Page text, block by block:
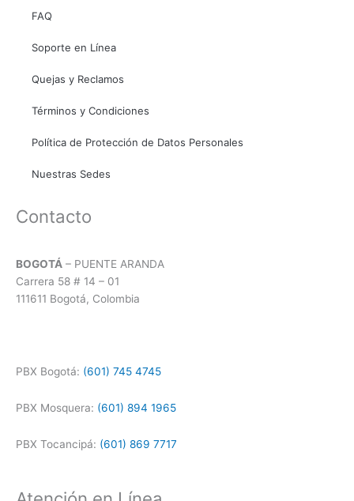
o
m
FAQ
Soporte en Línea
Quejas y Reclamos
Términos y Condiciones
Política de Protección de Datos Personales
Nuestras Sedes
Contacto
BOGOTÁ – PUENTE ARANDA
Carrera 58 # 14 – 01
111611 Bogotá, Colombia
PBX Bogotá: (601) 745 4745
PBX Mosquera: (601) 894 1965
PBX Tocancipá: (601) 869 7717